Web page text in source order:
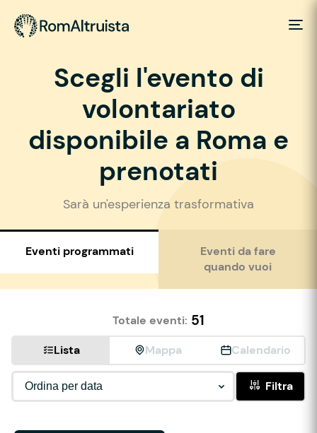
Scegli l'evento di
volontariato
disponibile a Roma e
prenotati
Sarà un'esperienza trasformativa
Eventi programmati
Eventi da fare
quando vuoi
Totale eventi: 51
Lista Mappa Calendario
Filtra